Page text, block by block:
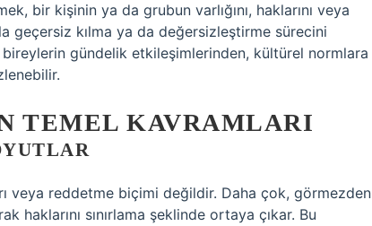
bir kişinin ya da grubun varlığını, haklarını veya
geçersiz kılma ya da değersizleştirme sürecini
bireylerin gündelik etkileşimlerinden, kültürel normlara
TEMEL KAVRAMLARI
veya reddetme biçimi değildir. Daha çok, görmezden
haklarını sınırlama şeklinde ortaya çıkar. Bu